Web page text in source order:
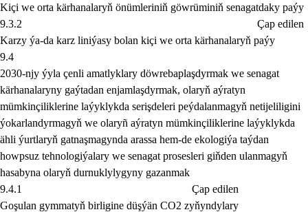
Kiçi we orta kärhanalaryň önümleriniň göwrüminiň senagatdaky paýy
9.3.2
Çap edilen
Karzy ýa-da karz liniýasy bolan kiçi we orta kärhanalaryň paýy
9.4
2030-njy ýyla çenli amatlyklary döwrebaplaşdyrmak we senagat
kärhanalaryny gaýtadan enjamlaşdyrmak, olaryň aýratyn
mümkinçiliklerine laýyklykda serişdeleri peýdalanmagyň netijeliligini
ýokarlandyrmagyň we olaryñ aýratyn mümkinçiliklerine laýyklykda
ähli ýurtlaryň gatnaşmagynda arassa hem-de ekologiýa taýdan
howpsuz tehnologiýalary we senagat prosesleri giňden ulanmagyň
hasabyna olaryň durnuklylygyny gazanmak
9.4.1
Çap edilen
Goşulan gymmatyň birligine düşýän CO2 zyňyndylary